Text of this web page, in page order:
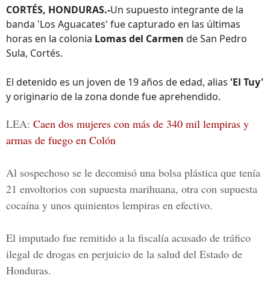
CORTÉS, HONDURAS.-Un supuesto integrante de la
banda 'Los Aguacates' fue capturado en las últimas
horas en la colonia Lomas del Carmen de San Pedro
Sula, Cortés.
El detenido es un joven de 19 años de edad, alias 'El Tuy'
y originario de la zona donde fue aprehendido.
LEA: Caen dos mujeres con más de 340 mil lempiras y
armas de fuego en Colón
Al sospechoso se le decomisó una bolsa plástica que tenía
21 envoltorios con supuesta marihuana, otra con supuesta
cocaína y unos quinientos lempiras en efectivo.
El imputado fue remitido a la fiscalía acusado de tráfico
ilegal de drogas en perjuicio de la salud del Estado de
Honduras.